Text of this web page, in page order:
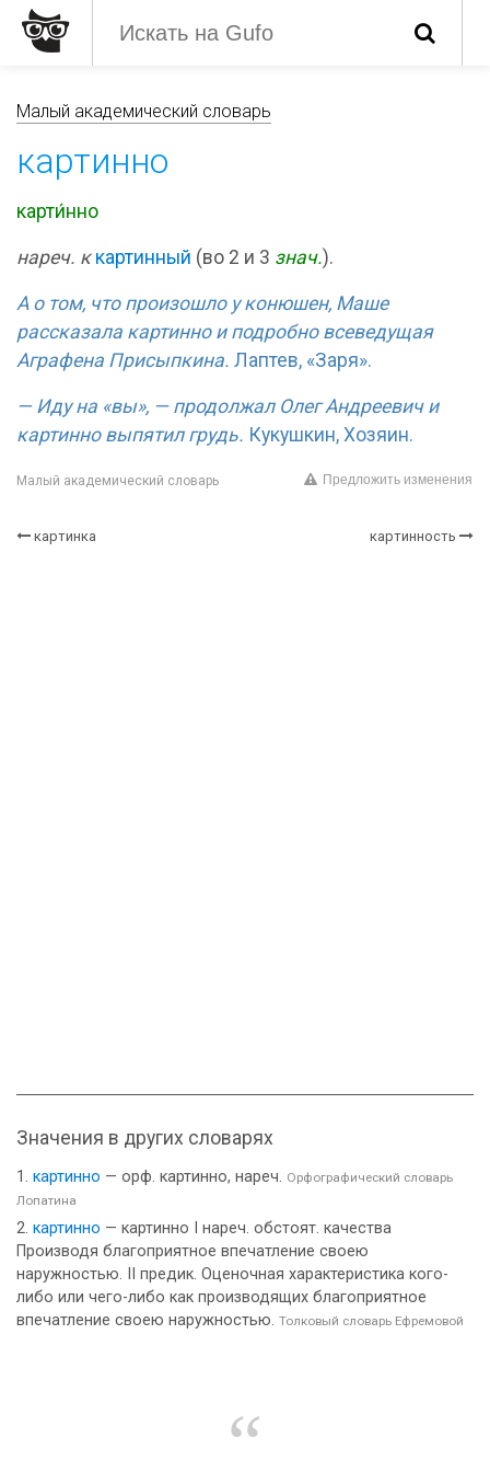
Малый академический словарь
картинно
карти́нно
нареч. к картинный (во 2 и 3 знач.).
А о том, что произошло у конюшен, Маше
рассказала картинно и подробно всеведущая
Аграфена Присыпкина. Лаптев, «Заря».
— Иду на «вы», — продолжал Олег Андреевич и
картинно выпятил грудь. Кукушкин, Хозяин.
Малый академический словарь Предложить изменения
картинка картинность
Значения в других словарях
картинно — орф. картинно, нареч. Орфографический словарь
Лопатина
картинно — картинно I нареч. обстоят. качества
Производя благоприятное впечатление своею
наружностью. II предик. Оценочная характеристика кого-
либо или чего-либо как производящих благоприятное
впечатление своею наружностью. Толковый словарь Ефремовой